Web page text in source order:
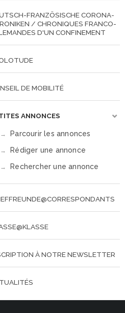
FRANZÖSISCHE CORONA-
/ CHRONIQUES FRANCO-
D'UN CONFINEMENT
DE MOBILITÉ
ANNONCES
Parcourir les annonces
Rédiger une annonce
Rechercher une annonce
À NOTRE NEWSLETTER